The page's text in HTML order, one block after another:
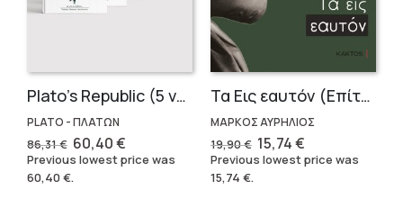
Plato’s Republic (5 volumes)
PLATO - ΠΛΑΤΩΝ
86,31€ Original
price
was:
86,31 €.
60,40€Current
price
is:
Previous lowest price was
60,40€.
Τα Εις εαυτόν (Επίτομο) – Μάρκος Αυρήλιος
ΜΑΡΚΟΣ ΑΥΡΗΛΙΟΣ
19,90€ Original
price
was:
15,74€Current
price
is:
Previous lowest price was
15,74 €.